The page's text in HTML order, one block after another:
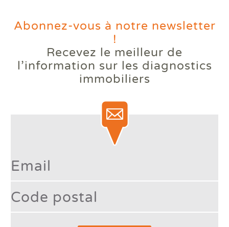
Votre logement reste trop
chaud l'été ? Comprendre le
phénomène des bouilloires
Abonnez-vous à notre newsletter
!
Recevez le meilleur de
l’information sur les diagnostics
immobiliers